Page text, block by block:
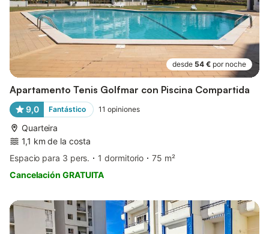
desde 54 € por noche
Apartamento Tenis Golfmar con Piscina Compartida
9,0 Fantástico 11 opiniones
Quarteira
1,1 km de la costa
Espacio para 3 pers.
1 dormitorio
75 m²
Cancelación GRATUITA